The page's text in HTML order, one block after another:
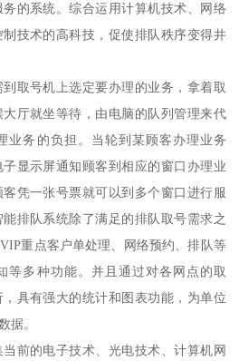
的系统。综合运用计算机技术、网络
技术的高科技，促使排队秩序变得井
取号机上选定要办理的业务，拿着取
厅就坐等待，由电脑的队列管理来代
业务的负担。当轮到某顾客办理业务
显示屏通知顾客到相应的窗口办理业
凭一张号票就可以到多个窗口进行服
排队系统除了满足的排队取号需求之
重点客户单处理、网络预约、排队等
等多种功能。并且通过对各网点的取
具有强大的统计和图表功能，为单位
据。
前的电子技术、光电技术、计算机网